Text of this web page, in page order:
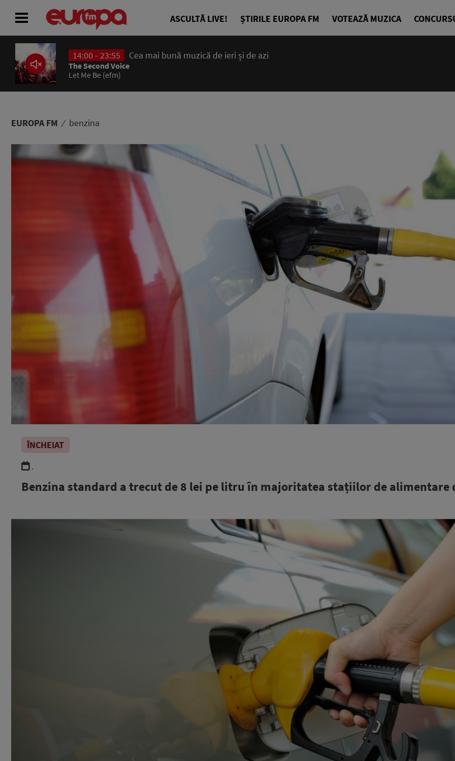
ASCULTĂ LIVE! ȘTIRILE EUROPA FM VOTEAZĂ MUZICA
14:00 - 23:55 Cea mai bună muzică de ieri și de azi
The Second Voice
Let Me Be (efm)
EUROPA FM benzina
ÎNCHEIAT
.
Benzina standard a trecut de 8 lei pe litru în majoritatea stațiilor de alimentare
ACASĂ
ȘTIRI
PODCAST